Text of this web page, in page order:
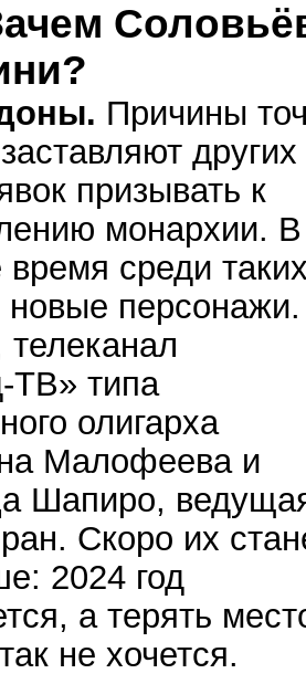
Причины
других
призывать к
монархии. В
время среди
новые персонажи.
ТВ» типа
олигарха
Малофеева и
Шапиро,
Скоро их
2024 год
а терять
не хочется.